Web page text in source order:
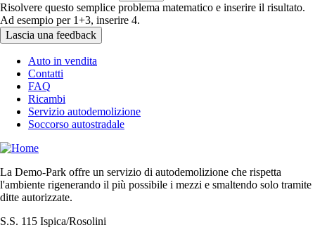
Risolvere questo semplice problema matematico e inserire il risultato.
Ad esempio per 1+3, inserire 4.
Auto in vendita
Contatti
FAQ
Ricambi
Servizio autodemolizione
Soccorso autostradale
La Demo-Park offre un servizio di autodemolizione che rispetta
l'ambiente rigenerando il più possibile i mezzi e smaltendo solo tramite
ditte autorizzate.
S.S. 115 Ispica/Rosolini